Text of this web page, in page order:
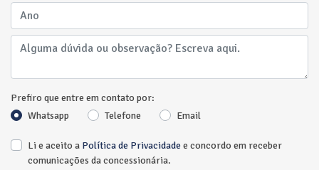
Prefiro que entre em contato por:
Whatsapp
Telefone Email
Li e aceito a Política de Privacidade e concordo em receber
comunicações da concessionária.